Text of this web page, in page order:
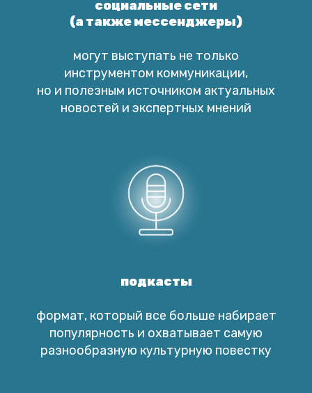
социальные сети
(а также мессенджеры)
могут выступать не только
инструментом коммуникации,
но и полезным источником актуальных
новостей и экспертных мнений
подкасты
формат, который все больше набирает
популярность и охватывает самую
разнообразную культурную повестку